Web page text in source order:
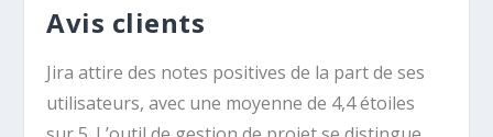
Avis clients
Jira attire des notes positives de la part de ses
utilisateurs, avec une moyenne de 4,4 étoiles